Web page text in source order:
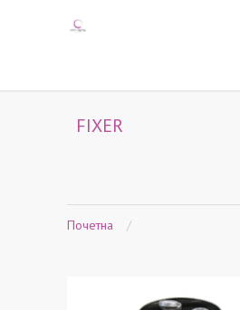
FIXER
Почетна /